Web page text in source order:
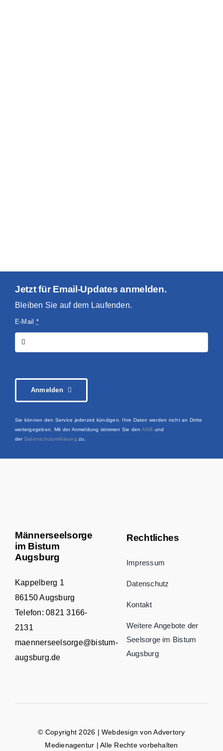
Jetzt für Email-Updates anmelden.
Bleiben Sie auf dem Laufenden.
E-Mail *
Anmelden
Sie können den Service jederzeit kündigen. Ihre Daten werden nicht an Dritte
weitergegeben. Mit der Anmeldung stimmen Sie den AGB und
der Datenschutzerklärung zu.
Männerseelsorge
im Bistum
Augsburg
Kappelberg 1
86150 Augsburg
Telefon:0821 3166-
2131
maennerseelsorge@bistum-
augsburg.de
Rechtliches
Impressum
Datenschutz
Kontakt
Weitere Angebote der
Seelsorge im Bistum
Augsburg
© Copyright 2026 | Webdesign vonAdvertory
Medienagentur | Alle Rechte vorbehalten